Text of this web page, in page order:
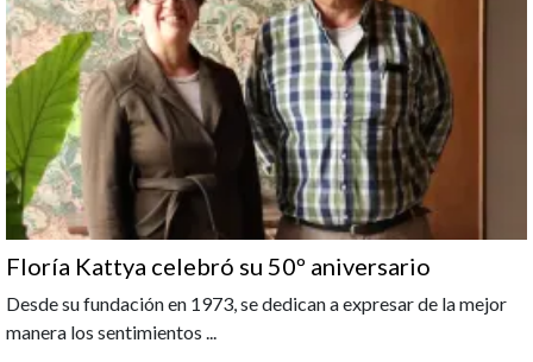
Floría Kattya celebró su 50º aniversario
Desde su fundación en 1973, se dedican a expresar de la mejor
manera los sentimientos